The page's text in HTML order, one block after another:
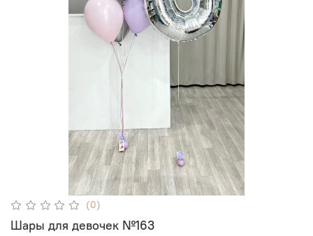
(0)
Шары для девочек №163